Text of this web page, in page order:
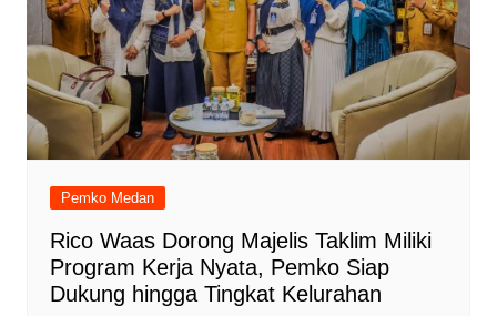
Pemko Medan
Rico Waas Dorong Majelis Taklim Miliki
Program Kerja Nyata, Pemko Siap
Dukung hingga Tingkat Kelurahan